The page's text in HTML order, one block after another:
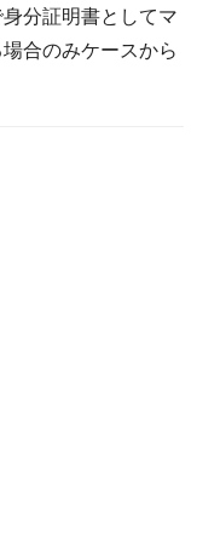
分証明書としてマ
合のみケースから